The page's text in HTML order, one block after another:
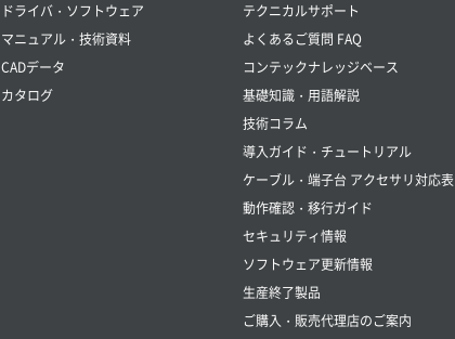
ドライバ・ソフトウェア
マニュアル・技術資料
CADデータ
カタログ
テクニカルサポート
よくあるご質問 FAQ
コンテックナレッジベース
基礎知識・用語解説
技術コラム
導入ガイド・チュートリアル
ケーブル・端子台 アクセサリ対応表
動作確認・移行ガイド
セキュリティ情報
ソフトウェア更新情報
生産終了製品
ご購入・販売代理店のご案内